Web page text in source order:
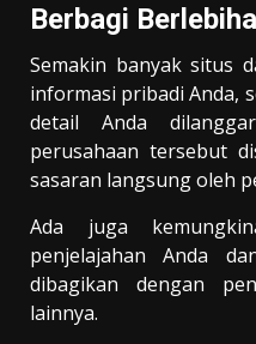
Berbagi
Semakin banyak situs
informasi pribadi Anda,
detail Anda
perusahaan tersebut
sasaran langsung oleh
Ada juga
penjelajahan Anda
dibagikan dengan
lainnya.